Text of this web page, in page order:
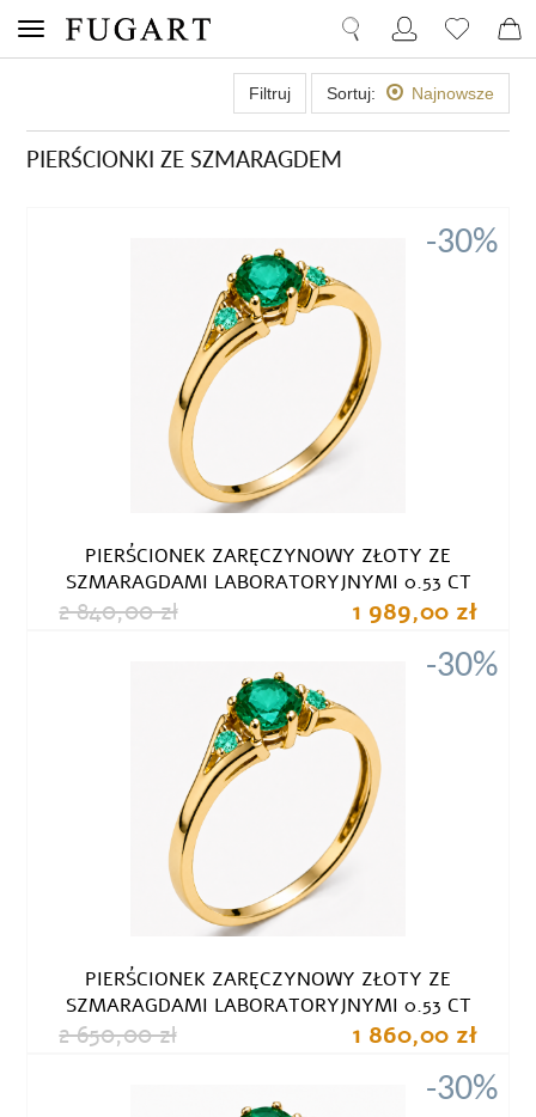
Filtruj Sortuj: Najnowsze
PIERŚCIONKI ZE SZMARAGDEM
-30%
PIERŚCIONEK ZARĘCZYNOWY ZŁOTY ZE
SZMARAGDAMI LABORATORYJNYMI 0.53 CT
2 840,00 zł 1 989,00 zł
-30%
PIERŚCIONEK ZARĘCZYNOWY ZŁOTY ZE
SZMARAGDAMI LABORATORYJNYMI 0.53 CT
2 650,00 zł 1 860,00 zł
-30%